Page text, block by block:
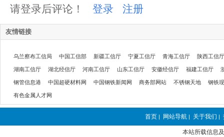
请登录后评论！ 登录 注册
友情链接
乌兰察布工信局 中国工信部 新疆工信厅 宁夏工信厅 青海工信厅 陕西工信厅
湖南工信厅 湖北经信厅 河南工信厅 山东工信厅 安徽经信厅 福建工信厅
钢管信息港 中国超硬材料网 中国钢铁新闻网 商务部网站 不锈钢天地 钢铁
有色金属人才网
首页 | 网站导航 | 关于我们 |
本站所载信息